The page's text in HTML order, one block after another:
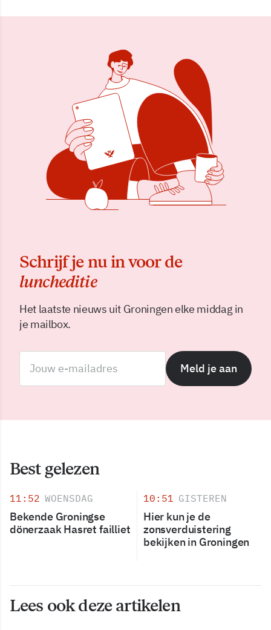
Schrijf je nu in voor de
luncheditie
Het laatste nieuws uit Groningen elke middag in
je mailbox.
Meld je aan
Best gelezen
11:52 WOENSDAG
Bekende Groningse
dönerzaak Hasret failliet
10:51 GISTEREN
Hier kun je de
zonsverduistering
bekijken in Groningen
Lees ook deze artikelen